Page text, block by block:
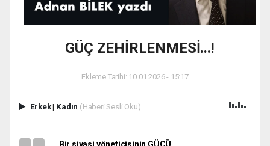
GÜÇ ZEHİRLENMESİ...!
Ekleme Tarihi: 10.01.2026 - 15:17
Erkek| Kadın (Haberi Sesli Oku)